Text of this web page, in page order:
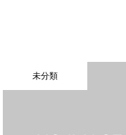
未分類